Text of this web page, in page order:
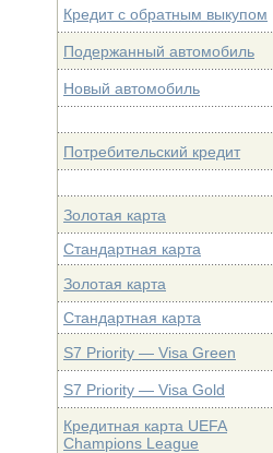
Кредит с обратным выкупом
Подержанный автомобиль
Новый автомобиль
Потребительский кредит
Золотая карта
Стандартная карта
Золотая карта
Стандартная карта
S7 Priority — Visa Green
S7 Priority — Visa Gold
Кредитная карта UEFA
Champions League